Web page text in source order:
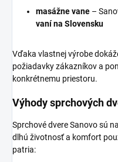
masážne vane –
vaní na Slovensku
Vďaka vlastnej výrobe
požiadavky zákazníkov a
konkrétnemu priestoru.
Výhody sprchových
Sprchové dvere Sanovo sú
dlhú životnosť a komfort
patria: